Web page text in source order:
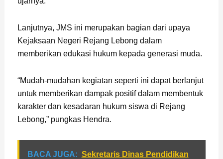
Lanjutnya, JMS ini merupakan bagian dari upaya
Kejaksaan Negeri Rejang Lebong dalam
memberikan edukasi hukum kepada generasi muda.
“Mudah-mudahan kegiatan seperti ini dapat berlanjut
untuk memberikan dampak positif dalam membentuk
karakter dan kesadaran hukum siswa di Rejang
Lebong,” pungkas Hendra.
BACA JUGA: Sekretaris Dinas Pendidikan